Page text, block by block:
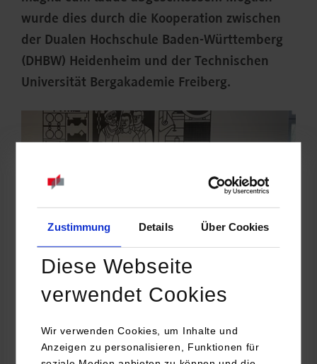
Zustimmung Details Über Cookies
Diese Webseite
verwendet Cookies
Wir verwenden Cookies, um Inhalte und
Anzeigen zu personalisieren, Funktionen für
wurde dies durch die Kooperation zwischen
der Dualen Hochschule Baden-Württemberg
(DHBW) Heidenheim und der Technischen
Universität Bergakademie Freiberg.
Heidenheim, das Promotionsvorhaben. Erstbetreuer war Prof.
Dr.-Ing. Ulrich Prahl von der TU Bergakademie Freiberg.